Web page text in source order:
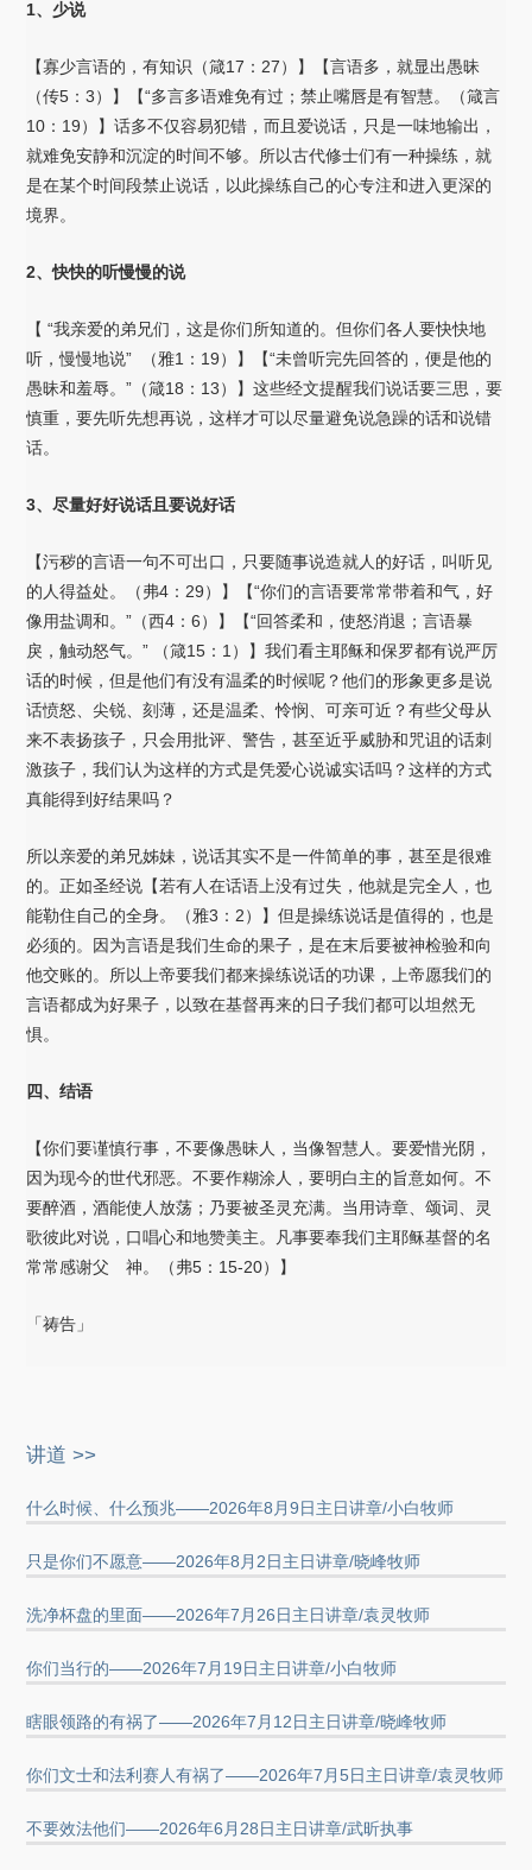
1、少说
【寡少言语的，有知识（箴17：27）】【言语多，就显出愚昧
（传5：3）】【“多言多语难免有过；禁止嘴唇是有智慧。（箴言
10：19）】话多不仅容易犯错，而且爱说话，只是一味地输出，
就难免安静和沉淀的时间不够。所以古代修士们有一种操练，就
是在某个时间段禁止说话，以此操练自己的心专注和进入更深的
境界。
2、快快的听慢慢的说
【 “我亲爱的弟兄们，这是你们所知道的。但你们各人要快快地
听，慢慢地说” （雅1：19）】【“未曾听完先回答的，便是他的
愚昧和羞辱。”（箴18：13）】这些经文提醒我们说话要三思，要
慎重，要先听先想再说，这样才可以尽量避免说急躁的话和说错
话。
3、尽量好好说话且要说好话
【污秽的言语一句不可出口，只要随事说造就人的好话，叫听见
的人得益处。（弗4：29）】【“你们的言语要常常带着和气，好
像用盐调和。”（西4：6）】【“回答柔和，使怒消退；言语暴
戾，触动怒气。” （箴15：1）】我们看主耶稣和保罗都有说严厉
话的时候，但是他们有没有温柔的时候呢？他们的形象更多是说
话愤怒、尖锐、刻薄，还是温柔、怜悯、可亲可近？有些父母从
来不表扬孩子，只会用批评、警告，甚至近乎威胁和咒诅的话刺
激孩子，我们认为这样的方式是凭爱心说诚实话吗？这样的方式
真能得到好结果吗？
所以亲爱的弟兄姊妹，说话其实不是一件简单的事，甚至是很难
的。正如圣经说【若有人在话语上没有过失，他就是完全人，也
能勒住自己的全身。（雅3：2）】但是操练说话是值得的，也是
必须的。因为言语是我们生命的果子，是在末后要被神检验和向
他交账的。所以上帝要我们都来操练说话的功课，上帝愿我们的
言语都成为好果子，以致在基督再来的日子我们都可以坦然无
惧。
四、结语
【你们要谨慎行事，不要像愚昧人，当像智慧人。要爱惜光阴，
因为现今的世代邪恶。不要作糊涂人，要明白主的旨意如何。不
要醉酒，酒能使人放荡；乃要被圣灵充满。当用诗章、颂词、灵
歌彼此对说，口唱心和地赞美主。凡事要奉我们主耶稣基督的名
常常感谢父 神。（弗5：15-20）】
「祷告」
讲道 >>
什么时候、什么预兆——2026年8月9日主日讲章/小白牧师
只是你们不愿意——2026年8月2日主日讲章/晓峰牧师
洗净杯盘的里面——2026年7月26日主日讲章/袁灵牧师
你们当行的——2026年7月19日主日讲章/小白牧师
瞎眼领路的有祸了——2026年7月12日主日讲章/晓峰牧师
你们文士和法利赛人有祸了——2026年7月5日主日讲章/袁灵牧师
不要效法他们——2026年6月28日主日讲章/武昕执事